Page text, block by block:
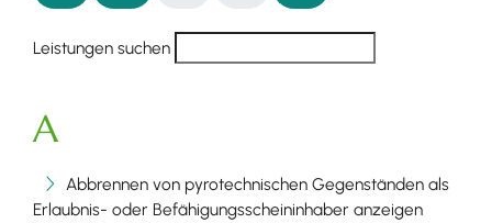
Leistungen suchen
A
Abbrennen von pyrotechnischen Gegenständen als
Erlaubnis- oder Befähigungsscheininhaber anzeigen